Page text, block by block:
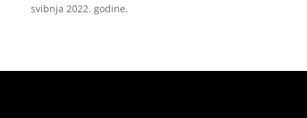
svibnja 2022. godine.